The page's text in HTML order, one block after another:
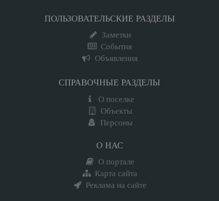
ПОЛЬЗОВАТЕЛЬСКИЕ РАЗДЕЛЫ
Заметки
События
Объявления
СПРАВОЧНЫЕ РАЗДЕЛЫ
О поселке
Объекты
Персоны
О НАС
О портале
Карта сайта
Реклама на сайте